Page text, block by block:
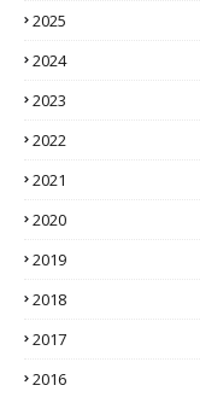
2025
2024
2023
2022
2021
2020
2019
2018
2017
2016